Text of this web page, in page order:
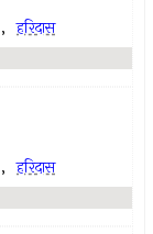
, हरिदास
, हरिदास